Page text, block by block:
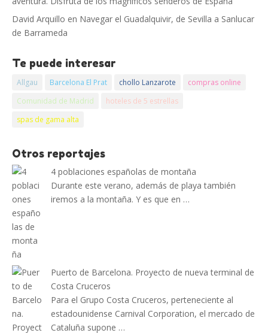
David Arquillo en Navegar el Guadalquivir, de Sevilla a Sanlucar
de Barrameda
Te puede interesar
Allgau Barcelona El Prat chollo Lanzarote
compras online
Comunidad de Madrid
hoteles de 5 estrellas
spas de gama alta
Otros reportajes
4 poblaciones españolas de montaña
Durante este verano, además de playa también
iremos a la montaña. Y es que en …
Puerto de Barcelona. Proyecto de nueva terminal de
Costa Cruceros
Para el Grupo Costa Cruceros, perteneciente al
estadounidense Carnival Corporation, el mercado de
Cataluña supone …